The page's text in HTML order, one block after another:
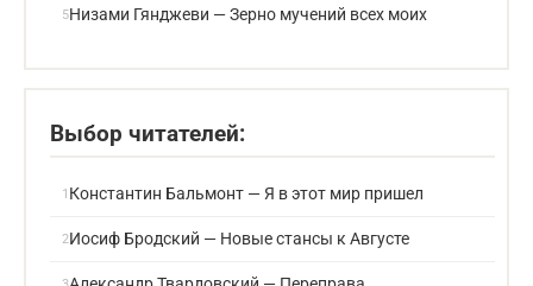
Низами Гянджеви — Зерно мучений всех моих
Выбор читателей:
Константин Бальмонт — Я в этот мир пришел
Иосиф Бродский — Новые стансы к Августе